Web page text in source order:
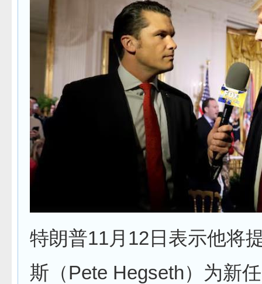
特朗普11月12日表示他将
斯（Pete Hegseth）为新